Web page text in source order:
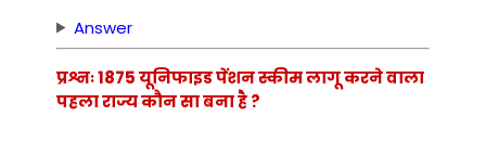
Answer
प्रश्नः 1875 यूनिफाइड पेंशन स्कीम लागू करने वाला
पहला राज्य कौन सा बना है ?